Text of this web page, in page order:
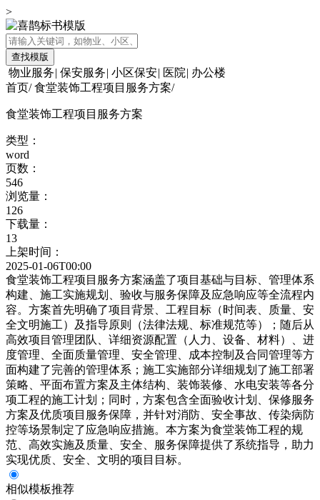
>
查找模版
物业服务| 保安服务| 小区保安| 医院| 办公楼
首页/ 食堂装饰工程项目服务方案/
食堂装饰工程项目服务方案
类型：
word
页数：
546
浏览量：
126
下载量：
13
上架时间：
2025-01-06T00:00
食堂装饰工程项目服务方案涵盖了项目基础与目标、管理体系
构建、施工实施规划、验收与服务保障及应急响应等全流程内
容。方案首先明确了项目背景、工程目标（时间表、质量、安
全文明施工）及指导原则（法律法规、标准规范等）；随后从
高效项目管理团队、详细资源配置（人力、设备、材料）、进
度管理、全面质量管理、安全管理、成本控制及合同管理等方
面构建了完善的管理体系；施工实施部分详细规划了施工部署
策略、平面布置方案及主体结构、装饰装修、水电安装等各分
项工程的施工计划；同时，方案包含全面验收计划、保修服务
方案及优质项目服务保障，并针对消防、安全事故、传染病防
控等场景制定了应急响应措施。本方案为食堂装饰工程的规
范、高效实施及质量、安全、服务保障提供了系统指导，助力
实现优质、安全、文明的项目目标。
相似模板推荐